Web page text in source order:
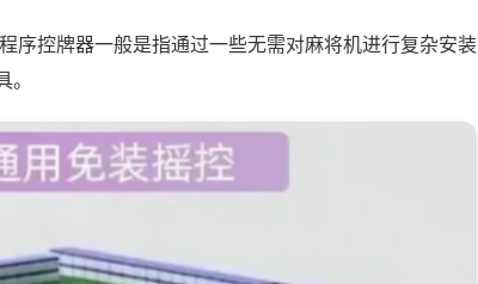
序控牌器一般是指通过一些无需对麻将机进行复杂安装